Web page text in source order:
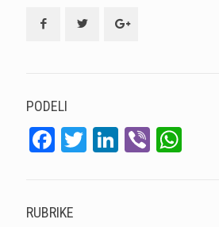
PODELI
Facebook
Twitter
LinkedIn
Viber
RUBRIKE